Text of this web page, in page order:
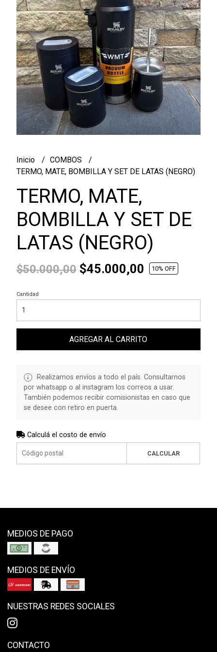
Inicio
COMBOS
TERMO, MATE, BOMBILLA Y SET DE LATAS (NEGRO)
TERMO, MATE,
BOMBILLA Y SET DE
LATAS (NEGRO)
$50.000,00$45.000,00 10% OFF
Cantidad
AGREGAR AL CARRITO
Realizamos envíos a todo el país. Consultarnos
por whatsapp o al instagram los correos a usar.
También podemos recibir comisionistas en caso que
se desee con retiro en puerta.
Calculá el costo de envío
CALCULAR
MEDIOS DE PAGO
MEDIOS DE ENVÍO
NUESTRAS REDES SOCIALES
CONTACTO